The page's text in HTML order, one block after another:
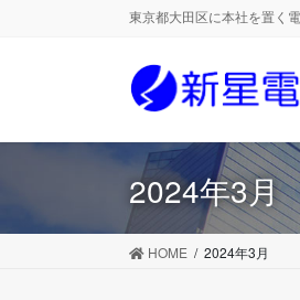
に
ョ
東京都大田区に本社を置く
2024年3月
HOME 2024年3月